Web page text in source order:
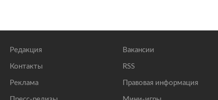
Редакция
Контакты
Реклама
Вакансии
RSS
Правовая информация